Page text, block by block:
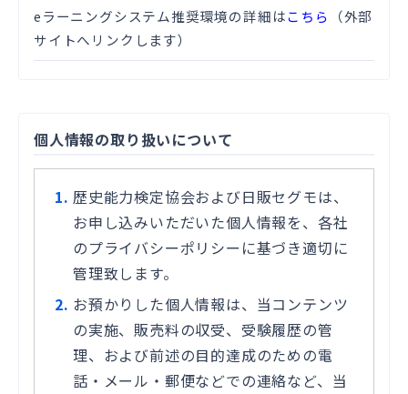
eラーニングシステム推奨環境の詳細はこちら
（外部
サイトへリンクします）
個人情報の取り扱いについて
歴史能力検定協会および日販セグモは、
お申し込みいただいた個人情報を、各社
のプライバシーポリシーに基づき適切に
管理致します。
お預かりした個人情報は、当コンテンツ
の実施、販売料の収受、受験履歴の管
理、および前述の目的達成のための電
話・メール・郵便などでの連絡など、当